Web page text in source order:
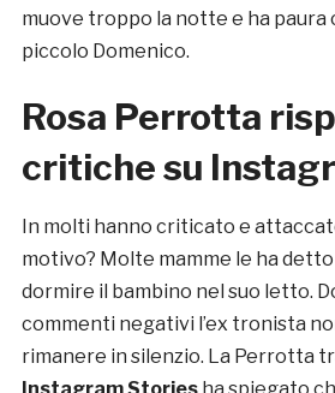
muove troppo la notte e ha paura
piccolo Domenico.
Rosa Perrotta
critiche su
In molti hanno criticato e
motivo? Molte mamme le ha
dormire il bambino nel suo letto.
commenti negativi l’ex tronista
rimanere in silenzio. La Perrotta